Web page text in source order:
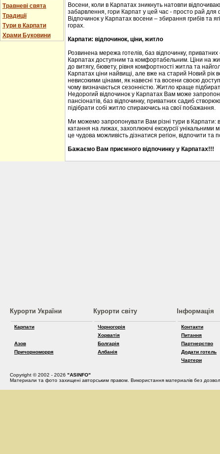
Травневі свята
Традиції
Тури в Карпати
Храми Буковини
Восени, коли в Карпатах зникнуть натовпи
забарвлення, гори Карпат у цей час - просто рай
Відпочинок у Карпатах восени – збирання грибів та
горах.
Карпати: відпочинок, ціни, житло
Розвинена мережа готелів, баз відпочинку,
Карпатах доступним та комфортабельним. Ціни на
до витягу, бювету, рівня комфортності житла та
Карпатах ціни найвищі, але вже на старий Новий рік
невисокими цінами, як навесні та восени своєю
чому визначається сезонністю. Житло краще
Недорогий відпочинок у Карпатах Вам може
пансіонатів, баз відпочинку, приватних садиб
підібрати собі житло спираючись на свої побажання.
Ми можемо запропонувати Вам різні тури в Карпати:
катання на лижах, захоплюючі екскурсії
це чудова можливість дізнатися регіон, відпочити та
Бажаємо Вам приємного відпочинку у Карпатах!!!
Курорти України
Карпати
Азов
Причорноморря
Курорти світу
Чорногорія
Хорватія
Болгарія
Албанія
Інформація
Контакти
Питання
Партнерство
Додати готель
Чартери
Copyright © 2002 - 2026 "ASINFO"
Материали та фото захищені авторським правом. Використання материалів без